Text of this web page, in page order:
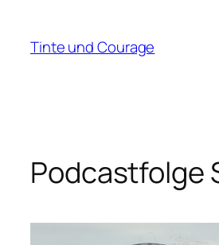
springen
Tinte und Courage
Podcastfolge